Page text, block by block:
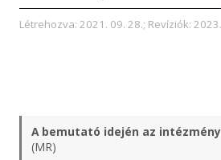
Létrehozva: 2021. 09. 28.; Revíziók:
A bemutató idején az
(MR)